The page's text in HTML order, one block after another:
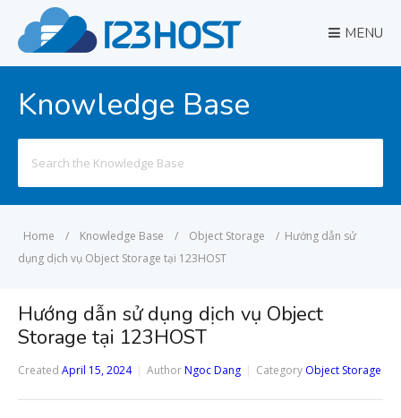
MENU
Knowledge Base
for:
Home / Knowledge Base / Object Storage / Hướng dẫn sử
dụng dịch vụ Object Storage tại 123HOST
Hướng dẫn sử dụng dịch vụ Object
Storage tại 123HOST
Created April 15, 2024 AuthorNgoc Dang Category Object Storage